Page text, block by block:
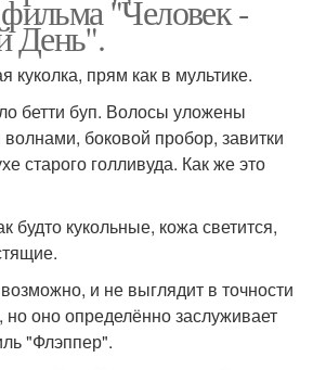
"Человек -
День".
куколка, прям как в мультике.
бетти буп. Волосы уложены
боковой пробор, завитки
старого голливуда. Как же это
будто кукольные, кожа светится,
и не выглядит в точности
но оно определённо заслуживает
"Флэппер".